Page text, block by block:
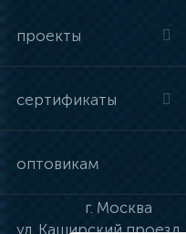
проекты
сертификаты
оптовикам
г. Москва
ул. Каширский проезд,